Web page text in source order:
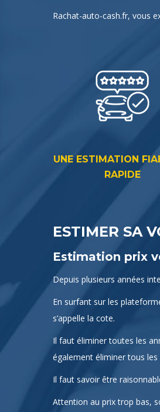
Rachat-auto-cash.fr, vous
UNE ESTIMATION
RAPIDE
ESTIMER SA
Estimation prix
Depuis plusieurs années
En surfant sur les
s’appelle la cote.
Il faut éliminer toutes les
également éliminer tous les
Il faut savoir être
Attention au prix trop bas,